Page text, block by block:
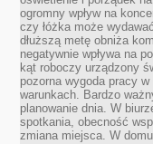
ogromny wpływ na
czy łóżka może
dłuższą metę obniża
negatywnie wpływa na
kąt roboczy urządzony
pozorna wygoda pracy
warunkach. Bardzo
planowanie dnia. W
spotkania, obecność
zmiana miejsca. W